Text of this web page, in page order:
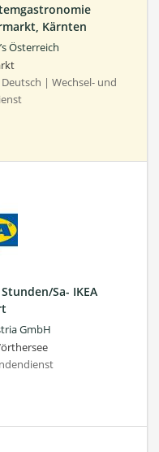
Kärnten
Österreich
| Wechsel- und
Sa- IKEA
GmbH